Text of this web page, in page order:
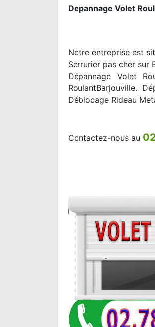
Depannage Volet
Notre entreprise est
Serrurier pas cher sur
Dépannage Volet
RoulantBarjouville.
Déblocage Rideau
Contactez-nous au